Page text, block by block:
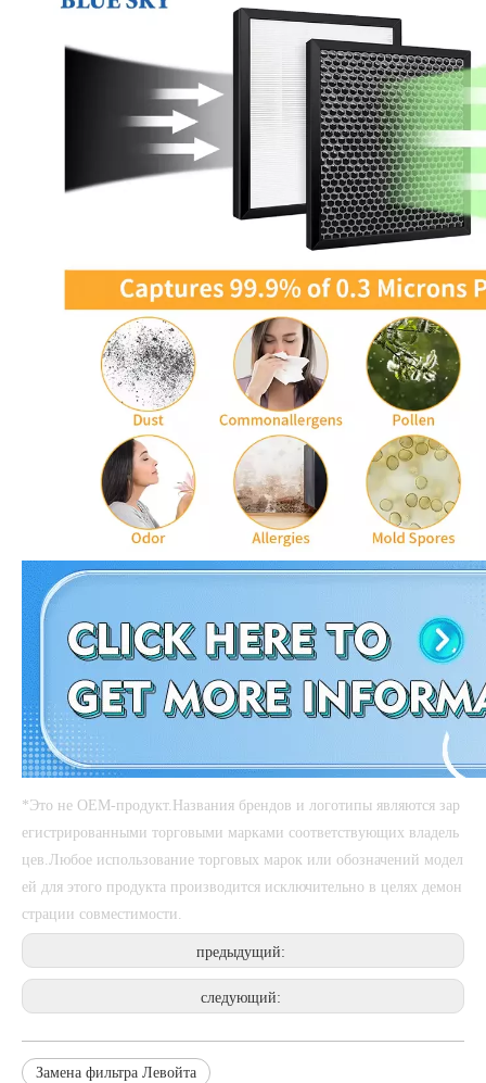
*Это не OEM-продукт.Названия брендов и логотипы являются зар
егистрированными торговыми марками соответствующих владель
цев.Любое использование торговых марок или обозначений модел
ей для этого продукта производится исключительно в целях демон
страции совместимости.
предыдущий:
следующий:
Замена фильтра Левойта